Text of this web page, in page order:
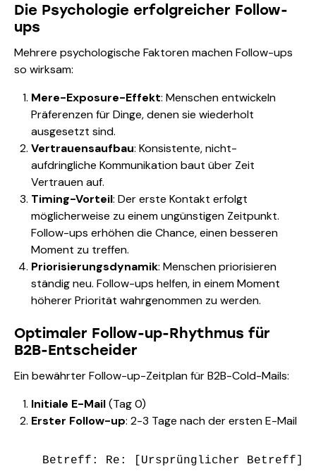
Die Psychologie erfolgreicher Follow-
ups
Mehrere psychologische Faktoren machen Follow-ups
so wirksam:
Mere-Exposure-Effekt: Menschen entwickeln
Präferenzen für Dinge, denen sie wiederholt
ausgesetzt sind.
Vertrauensaufbau: Konsistente, nicht-
aufdringliche Kommunikation baut über Zeit
Vertrauen auf.
Timing-Vorteil: Der erste Kontakt erfolgt
möglicherweise zu einem ungünstigen Zeitpunkt.
Follow-ups erhöhen die Chance, einen besseren
Moment zu treffen.
Priorisierungsdynamik: Menschen priorisieren
ständig neu. Follow-ups helfen, in einem Moment
höherer Priorität wahrgenommen zu werden.
Optimaler Follow-up-Rhythmus für
B2B-Entscheider
Ein bewährter Follow-up-Zeitplan für B2B-Cold-Mails:
Initiale E-Mail(Tag 0)
Erster Follow-up: 2-3 Tage nach der ersten E-Mail
Betreff: Re: [Ursprünglicher Betreff]